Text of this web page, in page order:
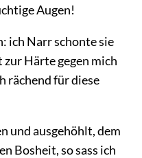
Augen!
ich Narr schonte sie
Härte gegen mich
rächend für diese
und ausgehöhlt, dem
Bosheit, so sass ich